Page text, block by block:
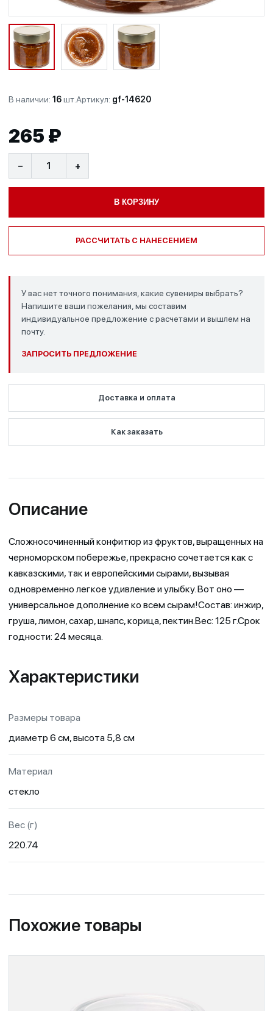
В наличии: 16шт.Артикул: gf-14620
265 ₽
− +
В КОРЗИНУ
РАССЧИТАТЬ С НАНЕСЕНИЕМ
У вас нет точного понимания, какие сувениры выбрать?
Напишите ваши пожелания, мы составим
индивидуальное предложение с расчетами и вышлем на
почту.
ЗАПРОСИТЬ ПРЕДЛОЖЕНИЕ
Доставка и оплата
Как заказать
Описание
Сложносочиненный конфитюр из фруктов, выращенных на
черноморском побережье, прекрасно сочетается как с
кавказскими, так и европейскими сырами, вызывая
одновременно легкое удивление и улыбку. Вот оно —
универсальное дополнение ко всем сырам!Состав: инжир,
груша, лимон, сахар, шнапс, корица, пектин.Вес: 125 г.Срок
годности: 24 месяца.
Характеристики
Размеры товара
диаметр 6 см, высота 5,8 см
Материал
стекло
Вес (г)
220.74
Похожие товары